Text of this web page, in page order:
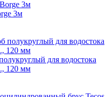
3м
для водостока
120 мм